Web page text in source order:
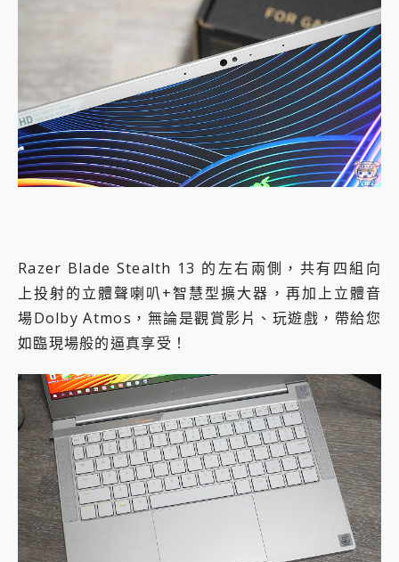
Razer Blade Stealth 13 的左右兩側，共有四組向
上投射的立體聲喇叭+智慧型擴大器，再加上立體音
場Dolby Atmos，無論是觀賞影片、玩遊戲，帶給您
如臨現場般的逼真享受！